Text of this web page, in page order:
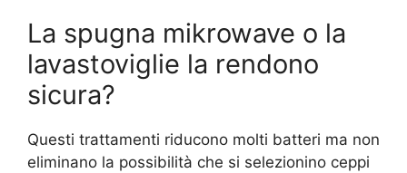
La spugna mikrowave o la
lavastoviglie la rendono
sicura?
Questi trattamenti riducono molti batteri ma non
eliminano la possibilità che si selezionino ceppi